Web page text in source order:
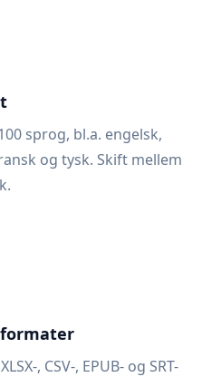
sprog, bl.a. engelsk,
og tysk. Skift mellem
, CSV-, EPUB- og SRT-